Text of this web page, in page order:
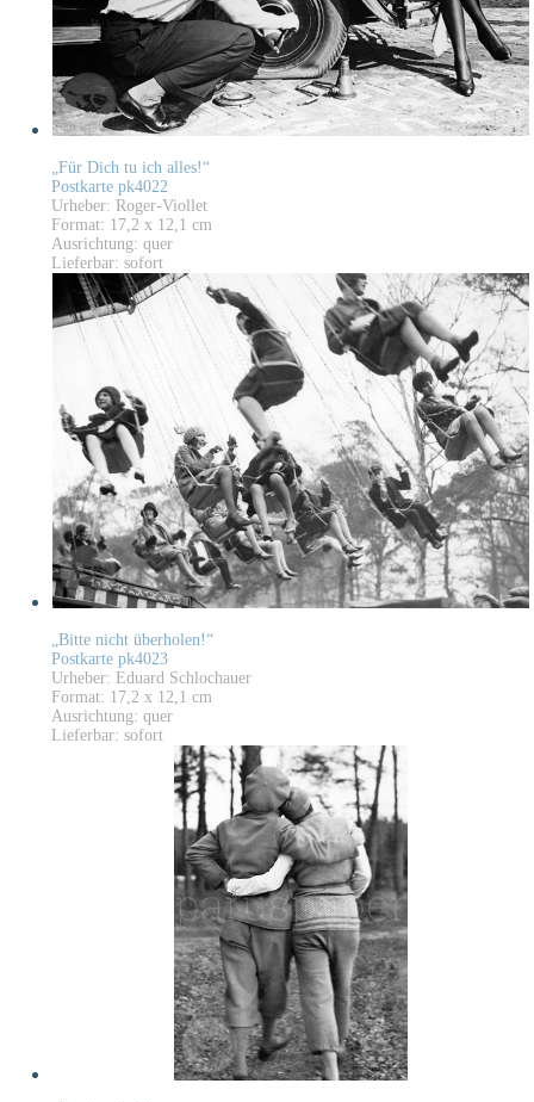
„Für Dich tu ich alles!“
Postkarte pk4022
Urheber: Roger-Viollet
Format: 17,2 x 12,1 cm
Ausrichtung: quer
Lieferbar: sofort
„Bitte nicht überholen!“
Postkarte pk4023
Urheber: Eduard Schlochauer
Format: 17,2 x 12,1 cm
Ausrichtung: quer
Lieferbar: sofort